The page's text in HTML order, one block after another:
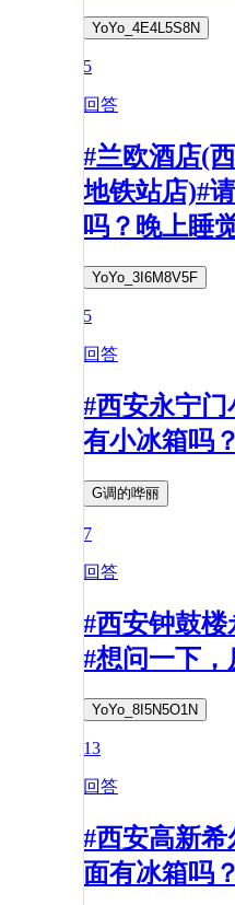
YoYo_4E4L5S8N
5
回答
#兰欧酒店(
地铁站店)#
吗？晚上睡
YoYo_3I6M8V5F
5
回答
#西安永宁门
有小冰箱吗？
G调的哗丽
7
回答
#西安钟鼓
#想问一下
YoYo_8I5N5O1N
13
回答
#西安高新
面有冰箱吗？